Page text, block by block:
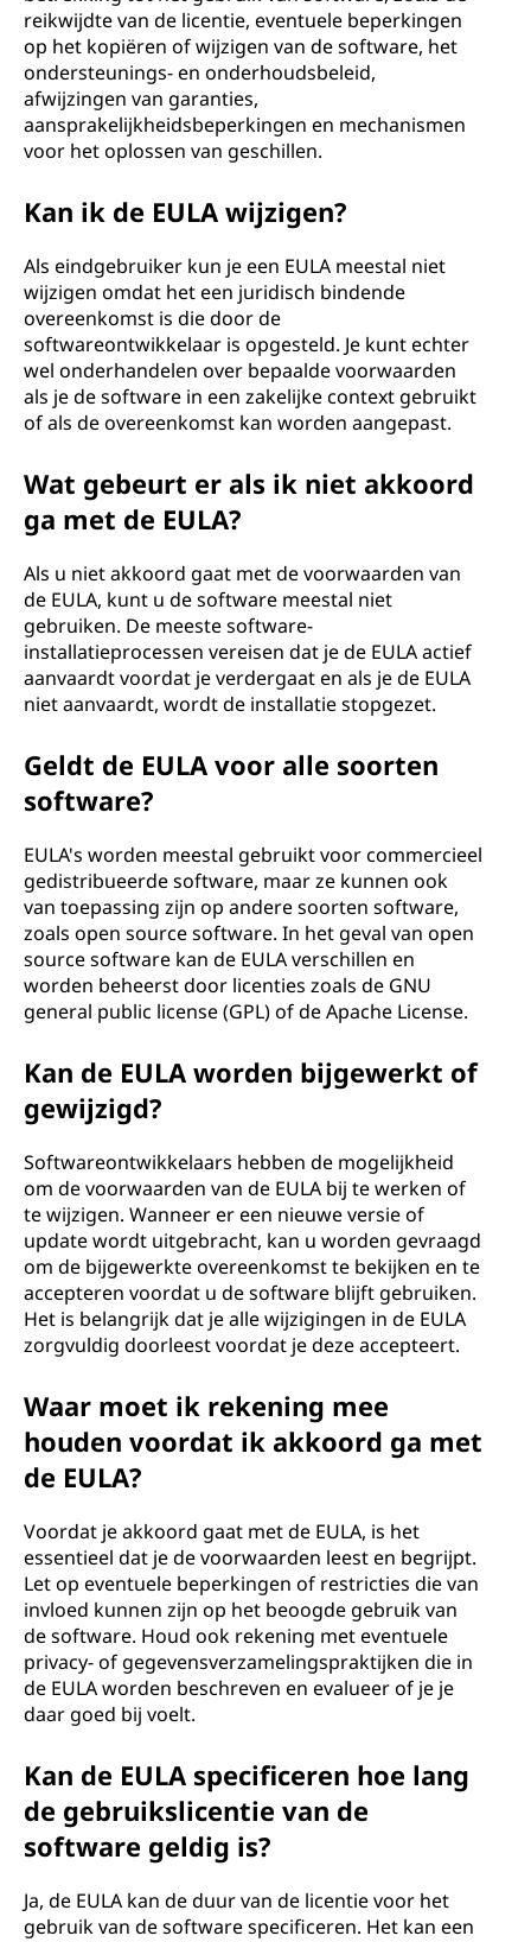
reikwijdte van de licentie, eventuele beperkingen
op het kopiëren of wijzigen van de software, het
ondersteunings- en onderhoudsbeleid,
afwijzingen van garanties,
aansprakelijkheidsbeperkingen en mechanismen
voor het oplossen van geschillen.
Kan ik de EULA wijzigen?
Als eindgebruiker kun je een EULA meestal niet
wijzigen omdat het een juridisch bindende
overeenkomst is die door de
softwareontwikkelaar is opgesteld. Je kunt echter
wel onderhandelen over bepaalde voorwaarden
als je de software in een zakelijke context gebruikt
of als de overeenkomst kan worden aangepast.
Wat gebeurt er als ik niet akkoord
ga met de EULA?
Als u niet akkoord gaat met de voorwaarden van
de EULA, kunt u de software meestal niet
gebruiken. De meeste software-
installatieprocessen vereisen dat je de EULA actief
aanvaardt voordat je verdergaat en als je de EULA
niet aanvaardt, wordt de installatie stopgezet.
Geldt de EULA voor alle soorten
software?
EULA's worden meestal gebruikt voor commercieel
gedistribueerde software, maar ze kunnen ook
van toepassing zijn op andere soorten software,
zoals open source software. In het geval van open
source software kan de EULA verschillen en
worden beheerst door licenties zoals de GNU
general public license (GPL) of de Apache License.
Kan de EULA worden bijgewerkt of
gewijzigd?
Softwareontwikkelaars hebben de mogelijkheid
om de voorwaarden van de EULA bij te werken of
te wijzigen. Wanneer er een nieuwe versie of
update wordt uitgebracht, kan u worden gevraagd
om de bijgewerkte overeenkomst te bekijken en te
accepteren voordat u de software blijft gebruiken.
Het is belangrijk dat je alle wijzigingen in de EULA
zorgvuldig doorleest voordat je deze accepteert.
Waar moet ik rekening mee
houden voordat ik akkoord ga met
de EULA?
Voordat je akkoord gaat met de EULA, is het
essentieel dat je de voorwaarden leest en begrijpt.
Let op eventuele beperkingen of restricties die van
invloed kunnen zijn op het beoogde gebruik van
de software. Houd ook rekening met eventuele
privacy- of gegevensverzamelingspraktijken die in
de EULA worden beschreven en evalueer of je je
daar goed bij voelt.
Kan de EULA specificeren hoe lang
de gebruikslicentie van de
software geldig is?
Ja, de EULA kan de duur van de licentie voor het
gebruik van de software specificeren. Het kan een